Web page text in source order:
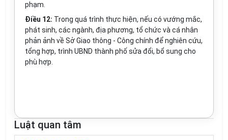
phạm.
Điều 12: Trong quá trình thực hiện, nếu có vướng mắc,
phát sinh, các ngành, địa phương, tổ chức và cá nhân
phản ảnh về Sở Giao thông - Công chính để nghiên cứu,
tổng hợp, trình UBND thành phố sửa đổi, bổ sung cho
phù hợp.
Luật quan tâm